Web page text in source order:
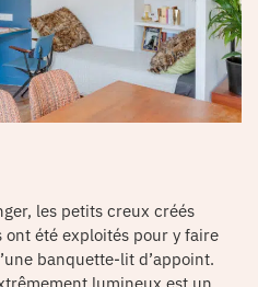
les petits creux créés
été exploités pour y faire
banquette-lit d’appoint.
lumineux est un